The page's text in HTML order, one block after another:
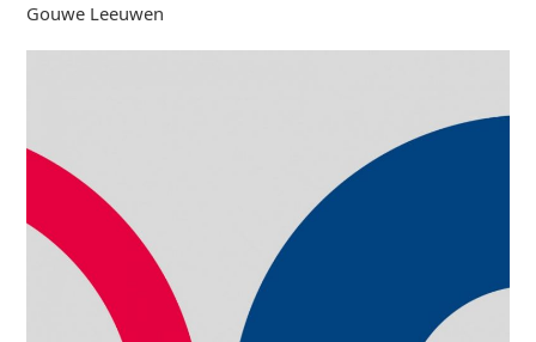
Gouwe Leeuwen